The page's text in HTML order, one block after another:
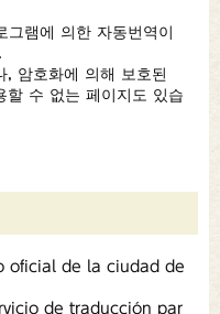
램에 의한 자동번역이
, 암호화에 의해 보호된
할 수 없는 페이지도 있습
oficial de la ciudad de
de traducción par